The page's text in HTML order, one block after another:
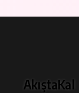
AkıştaKal